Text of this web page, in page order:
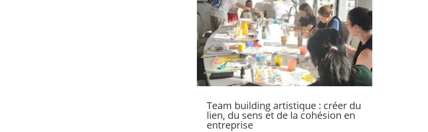
Team building artistique : créer du
lien, du sens et de la cohésion en
entreprise